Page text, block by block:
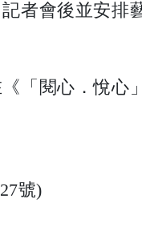
者會後並安
「閱心．悅
號)